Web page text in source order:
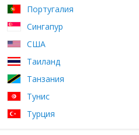
Португалия
Сингапур
США
Таиланд
Танзания
Тунис
Турция